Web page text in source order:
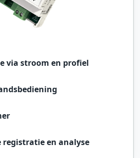
via stroom en profiel
en analyse